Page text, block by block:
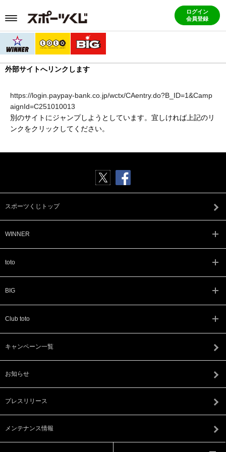
ログイン
会員登録
外部サイトへリンクします
https://login.paypay-bank.co.jp/wctx/CAentry.do?B_ID=1&Camp
aignId=C251010013
別のサイトにジャンプしようとしています。宜しければ上記のリ
ンクをクリックしてください。
スポーツくじトップ
WINNER
toto
BIG
Club toto
キャンペーン一覧
お知らせ
プレスリリース
メンテナンス情報